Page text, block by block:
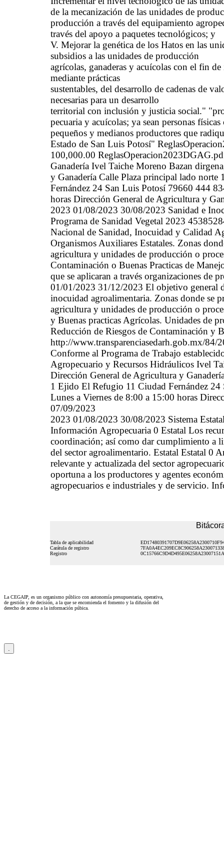
de la mecanización de las unidades de
producción a través del equipamiento
través del apoyo a paquetes tecnológicos; y
V. Mejorar la genética de los Hatos en las
subsidios a las unidades de producción
agrícolas, ganaderas y acuícolas con el fin
mediante prácticas
sustentables, del desarrollo de cadenas de
necesarias para un desarrollo
territorial con inclusión y justicia social."
pecuaria y acuícolas; ya sean personas
pequeños y medianos productores que
Estado de San Luis Potosí"
100,000.00
Ganadería Ivel Taiche Moreno Bazan
y Ganadería Calle Plaza principal lado
Fernández 24 San Luis Potosí 79660 444
horas Dirección General de Agricultura y
2023 01/08/2023 30/08/2023 Sanidad e
Programa de Sanidad Vegetal 2023
Nacional de Sanidad, Inocuidad y Calidad
Organismos Auxiliares Estatales. Zonas
agricultura y unidades de producción o
Contaminación o Buenas Practicas de
que se aplicaran a través organizaciones de
01/01/2023 31/12/2023 El objetivo general
inocuidad agroalimentaria. Zonas donde se
agricultura y unidades de producción o
y Buenas practicas Agrícolas. Unidades de
Reducción de Riesgos de Contaminación y
http://www.transparenciasedarh.gob.mx/
Conforme al Programa de Trabajo
Agropecuario y Recursos Hidráulicos Ivel
Dirección General de Agricultura y
1 Ejido El Refugio 11 Ciudad Fernández
Lunes a Viernes de 8:00 a 15:00 horas
07/09/2023
2023 01/08/2023 30/08/2023 Sistema
Información Agropecuaria 0 Estatal Los
coordinación; así como dar cumplimiento a
del sector agroalimentario. Estatal Estatal 0
relevante y actualizada del sector
oportuna a los productores y agentes
agropecuarios e industriales y de servicio.
Tabla de aplicabilidad
Carátula de registro
Registro
La CEGAIP, es un organismo público con autonomía presupuestaria, operativa,
de gestión y de decisión, a la que se encomienda el fomento y la difusión del
derecho de acceso a la información púbica.